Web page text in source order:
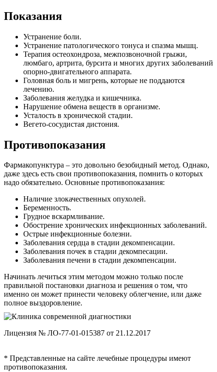
Показания
Устранение боли.
Устранение патологического тонуса и спазма мышц.
Терапия остеохондроза, межпозвоночной грыжи,
люмбаго, артрита, бурсита и многих других заболеваний
опорно-двигательного аппарата.
Головная боль и мигрень, которые не поддаются
лечению.
Заболевания желудка и кишечника.
Нарушение обмена веществ в организме.
Усталость в хронической стадии.
Вегето-сосудистая дистония.
Противопоказания
Фармакопунктура – это довольно безобидный метод. Однако,
даже здесь есть свои противопоказания, помнить о которых
надо обязательно. Основные противопоказания:
Наличие злокачественных опухолей.
Беременность.
Грудное вскармливание.
Обострение хронических инфекционных заболеваний.
Острые инфекционные болезни.
Заболевания сердца в стадии декомпенсации.
Заболевания почек в стадии декомпесации.
Заболевания печени в стадии декомпенсации.
Начинать лечиться этим методом можно только после
правильной постановки диагноза и решения о том, что
именно он может принести человеку облегчение, или даже
полное выздоровление.
Лицензия № ЛО-77-01-015387 от 21.12.2017
* Представленные на сайте лечебные процедуры имеют
противопоказания.